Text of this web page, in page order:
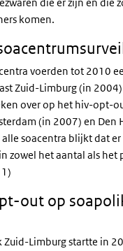
komen.
voerden tot 2010
Zuid-Limburg (in
over op het hiv-opt-
(in 2007) en Den
soacentra blijkt dat
zowel het aantal als het
out op
Limburg startte in